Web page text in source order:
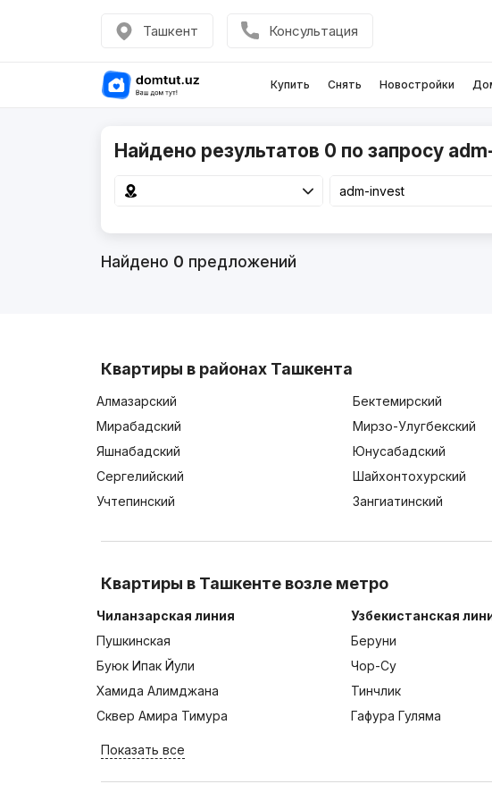
Ташкент Консультация
Купить Снять Новостройки
Найдено результатов 0 по запросу
Найдено 0 предложений
Квартиры в районах Ташкента
Алмазарский Бектемирский
Мирабадский
Мирзо-Улугбекский
Яшнабадский
Юнусабадский
Сергелийский
Шайхонтохурский
Учтепинский
Зангиатинский
Квартиры в Ташкенте возле метро
Чиланзарская линия
Пушкинская
Буюк Ипак Йули
Хамида Алимджана
Сквер Амира Тимура
Узбекистанская
Беруни
Чор-Су
Тинчлик
Гафура Гуляма
Показать все